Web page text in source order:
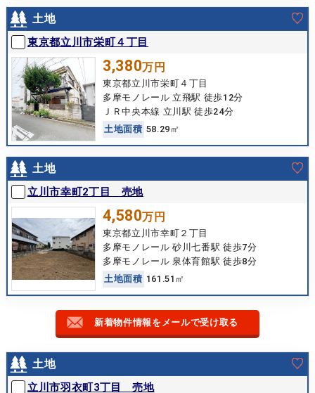
土地
東京都立川市栄町４丁目
3,380万円
東京都立川市栄町４丁目
多摩モノレール 立飛駅 徒歩12分
ＪＲ中央本線 立川駅 徒歩24分
土地面積 58.29㎡
土地
立川市幸町2丁目 売地
4,580万円
東京都立川市幸町２丁目
多摩モノレール 砂川七番駅 徒歩7分
多摩モノレール 泉体育館駅 徒歩8分
土地面積 161.51㎡
新着物件情報をメールで受け取る
土地
立川市羽衣町3丁目 売地